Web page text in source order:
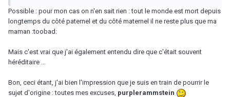
Possible : pour mon cas on n'en sait rien : tout le monde est mort depuis
longtemps du côté paternel et du côté maternel il ne reste plus que ma
maman :toobad:
Mais c'est vrai que j'ai également entendu dire que c'était souvent
héréditaire ...
Bon, ceci étant, j'ai bien l'impression que je suis en train de pourrir le
sujet d'origine : toutes mes excuses, purplerammstein